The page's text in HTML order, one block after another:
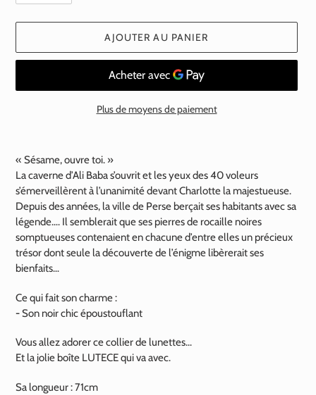
AJOUTER AU PANIER
Plus de moyens de paiement
d'un
produit
à
votre
panier
« Sésame, ouvre toi. »
La caverne d’Ali Baba s’ouvrit et les yeux des 40 voleurs
s’émerveillèrent à l’unanimité devant Charlotte la majestueuse.
Depuis des années, la ville de Perse berçait ses habitants avec sa
légende…. Il semblerait que ses pierres de rocaille noires
somptueuses contenaient en chacune d’entre elles un précieux
trésor dont seule la découverte de l’énigme libèrerait ses
bienfaits…
Ce qui fait son charme :
-Son noir chic époustouflant
Vous allez adorer ce collier de lunettes...
Et la jolie boîte LUTECE qui va avec.
Sa longueur : 71cm